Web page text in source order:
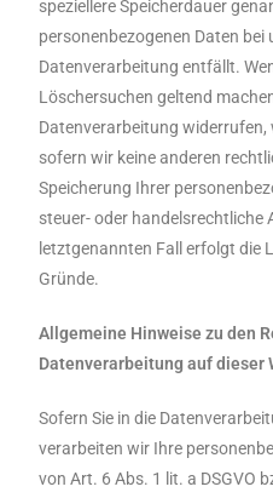
speziellere Speicherdauer
personenbezogenen Daten bei
Datenverarbeitung entfällt.
Löschersuchen geltend
Datenverarbeitung widerrufen,
sofern wir keine anderen
Speicherung Ihrer
steuer- oder
letztgenannten Fall erfolgt die
Gründe.
Allgemeine Hinweise zu den
Datenverarbeitung auf dieser
Sofern Sie in die
verarbeiten wir Ihre
von Art. 6 Abs. 1 lit. a DSGVO